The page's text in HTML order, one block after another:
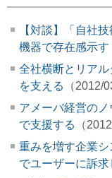
【対談】「自社
機器で存在感示す
全社横断とリア
を支える
（2012/
アメーバ経営の
で支援する
（
重みを増す企業シ
でユーザーに訴求